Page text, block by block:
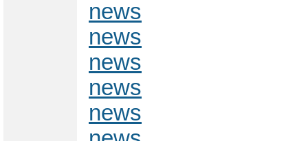
news
news
news
news
news